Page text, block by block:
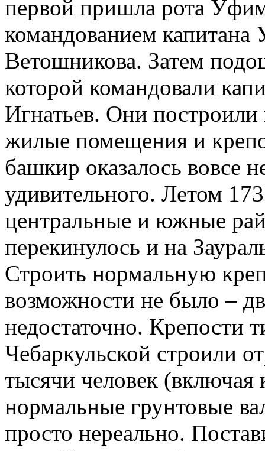
первой пришла рота
командованием капитана
Ветошникова. Затем
которой командовали
Игнатьев. Они
жилые помещения и
башкир оказалось вовсе
удивительного. Летом
центральные и южные
перекинулось и на
Строить нормальную
возможности не было –
недостаточно. Крепости
Чебаркульской строили
тысячи человек (включая
нормальные грунтовые
просто нереально.